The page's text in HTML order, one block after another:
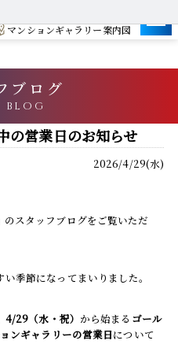
マンションギャラリー案内図
ブログ
BLOG
の営業日のお知らせ
2026/4/29(水)
のスタッフブログをご覧いただ
季節になってまいりました。
4/29（水・祝） から始まる ゴール
ンギャラリーの営業日について